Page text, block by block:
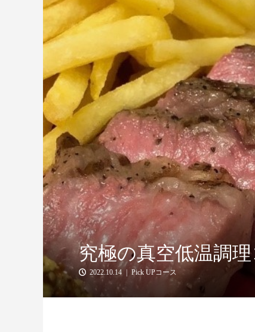
究極の真空低温調
2022.10.14 Pick UPコース